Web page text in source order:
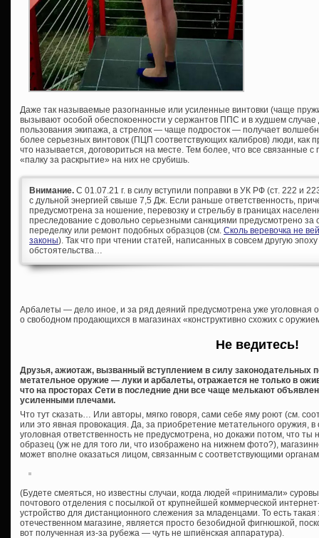
Даже так называемые разогнанные или усиленные винтовки (чаще
вызывают особой обеспокоенности у сержантов ППС и в худшем случае
пользования экипажа, а стрелок — чаще подросток — получает
более серьезных винтовок (ПЦП соответствующих калибров) люди, как
что называется, договориться на месте. Тем более, что все связанные
«палку за раскрытие» на них не срубишь.
Внимание. С 01.07.21 г. в силу вступили поправки в УК РФ (ст. 222 и
с дульной энергией свыше 7,5 Дж. Если раньше ответственность,
предусмотрена за ношение, перевозку и стрельбу в границах
преследование с довольно серьезными санкциями предусмотрено за
переделку или ремонт подобных образцов (см. Сколь веревочка не
законы). Так что при чтении статей, написанных в совсем другую
обстоятельства…
Арбалеты — дело иное, и за ряд деяний предусмотрена уже уголовная
о свободном продающихся в магазинах «конструктивно схожих с
Не ведитесь!
Друзья, ажиотаж, вызванный вступлением в силу законодательных
метательное оружие — луки и арбалеты, отражается не только в
что на просторах Сети в последние дни все чаще мелькают
усиленными плечами.
Что тут сказать… Или авторы, мягко говоря, сами себе яму роют (см.
или это явная провокация. Да, за приобретение метательного оружия,
уголовная ответственность не предусмотрена, но докажи потом, что ты
образец (уж не для того ли, что изображено на нижнем фото?),
может вполне оказаться лицом, связанным с соответствующими
(Будете смеяться, но известны случаи, когда людей «принимали»
почтового отделения с посылкой от крупнейшей коммерческой
устройство для дистанционного слежения за младенцами. То есть
отечественном магазине, является просто безобидной фигнюшкой,
вот полученная из-за рубежа — чуть не шпиёнская аппаратура).